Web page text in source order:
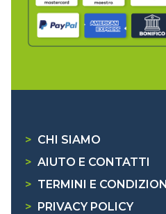
> CHI SIAMO
> AIUTO E CONTATTI
> TERMINI E CONDIZIONI
>
PRIVACY POLICY